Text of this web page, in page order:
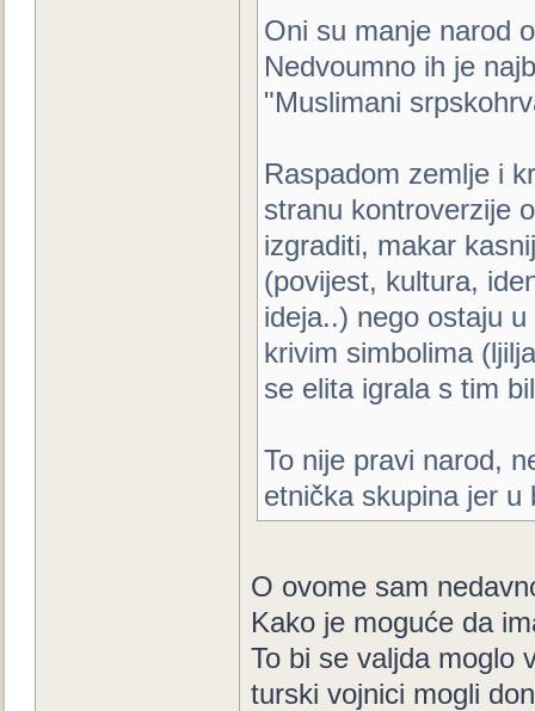
Oni su manje narod
Nedvoumno ih je
"Muslimani
Raspadom zemlje i
stranu kontroverzije
izgraditi, makar
(povijest, kultura,
ideja..) nego ostaju
krivim simbolima
se elita igrala s tim
To nije pravi narod,
etnička skupina jer u
O ovome sam
Kako je moguće da
To bi se valjda moglo
turski vojnici mogli